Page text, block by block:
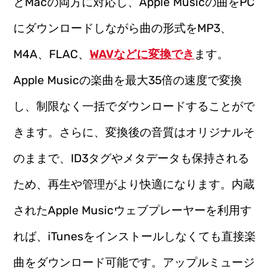
にダウンロードしながら曲の形式をMP3、
M4A、FLAC、WAVなどに変換でき ます。
Apple Musicの楽曲を最大35倍の速度で変換
し、制限なく一括でダウンロードすることがで
きます。さらに、変換後の音質はオリジナルそ
のままで、ID3タグやメタデータも保持される
ため、再生や管理がより快適になります。内蔵
されたApple Musicウェブプレーヤーを利用す
れば、iTunesをインストールしなくても直接楽
曲をダウンロード可能です。アップルミュージ